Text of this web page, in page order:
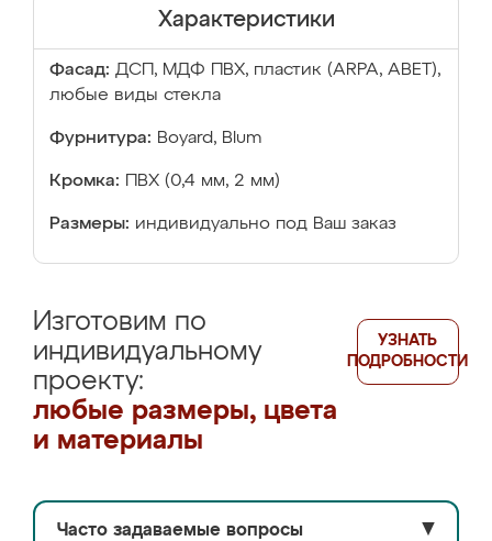
Характеристики
Фасад: ДСП, МДФ ПВХ, пластик (ARPA, ABET),
любые виды стекла
Фурнитура: Boyard, Blum
Кромка: ПВХ (0,4 мм, 2 мм)
Размеры: индивидуально под Ваш заказ
Изготовим по
индивидуальному
проекту:
любые размеры, цвета
и материалы
УЗНАТЬ
ПОДРОБНОСТИ
Часто задаваемые вопросы ▼